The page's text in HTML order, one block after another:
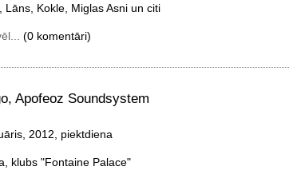
Lāns, Kokle, Miglas Asni un citi
(0 komentāri)
Apofeoz Soundsystem
2012, piektdiena
klubs "Fontaine Palace"